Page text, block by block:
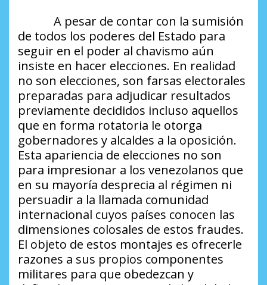
A pesar de contar con la sumisión
de todos los poderes del Estado para
seguir en el poder al chavismo aún
insiste en hacer elecciones. En realidad
no son elecciones, son farsas electorales
preparadas para adjudicar resultados
previamente decididos incluso aquellos
que en forma rotatoria le otorga
gobernadores y alcaldes a la oposición.
Esta apariencia de elecciones no son
para impresionar a los venezolanos que
en su mayoría desprecia al régimen ni
persuadir a la llamada comunidad
internacional cuyos países conocen las
dimensiones colosales de estos fraudes.
El objeto de estos montajes es ofrecerle
razones a sus propios componentes
militares para que obedezcan y